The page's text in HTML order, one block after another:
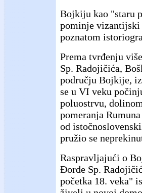
Bojkiju kao "staru
pominje vizantijski
poznatom
Prema tvrđenju
Sp. Radojičića,
području Bojkije,
se u VI veku
poluostrvu,
pomeranja
od
pružio se
Raspravljajući o
Đorđe Sp.
početka 18. veka"